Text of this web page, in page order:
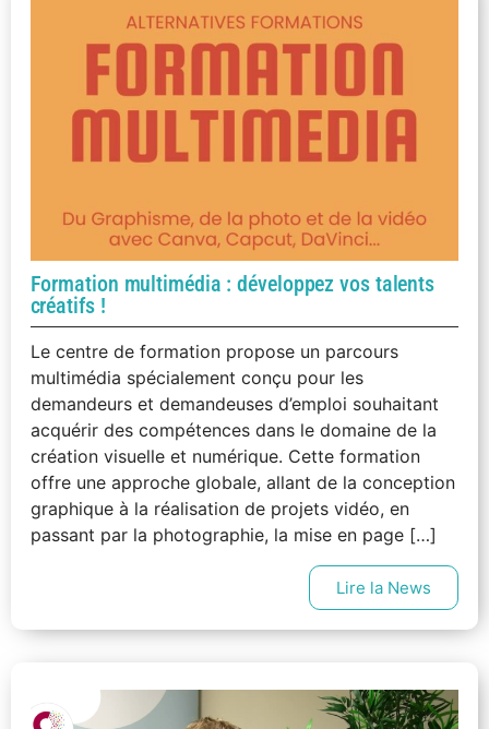
Formation multimédia : développez vos talents
créatifs !
Le centre de formation propose un parcours
multimédia spécialement conçu pour les
demandeurs et demandeuses d’emploi souhaitant
acquérir des compétences dans le domaine de la
création visuelle et numérique. Cette formation
offre une approche globale, allant de la conception
graphique à la réalisation de projets vidéo, en
passant par la photographie, la mise en page […]
Lire la News